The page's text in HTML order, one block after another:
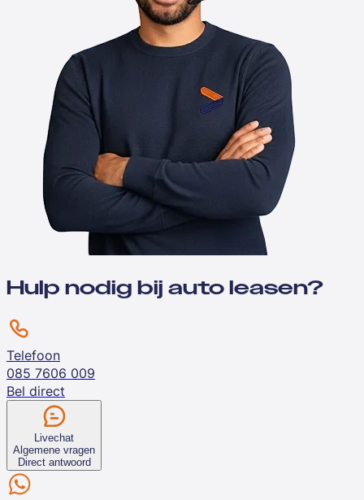
Hulp nodig bij auto leasen?
Telefoon
085 7606 009
Bel direct
Livechat
Algemene vragen
Direct antwoord